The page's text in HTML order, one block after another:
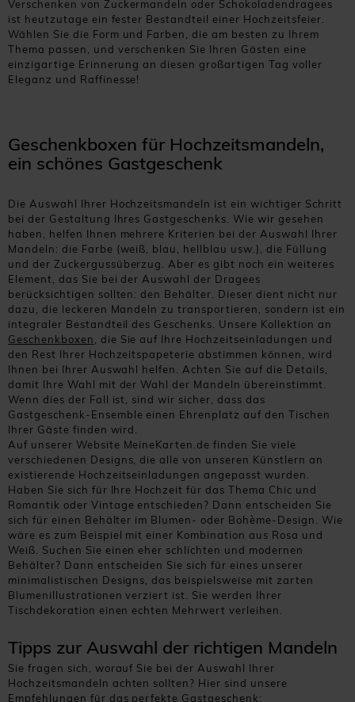
Verschenken von Zuckermandeln oder Schokoladendragees
ist heutzutage ein fester Bestandteil einer Hochzeitsfeier.
Wählen Sie die Form und Farben, die am besten zu Ihrem
Thema passen, und verschenken Sie Ihren Gästen eine
einzigartige Erinnerung an diesen großartigen Tag voller
Eleganz und Raffinesse!
Geschenkboxen für Hochzeitsmandeln,
ein schönes Gastgeschenk
Die Auswahl Ihrer Hochzeitsmandeln ist ein wichtiger Schritt
bei der Gestaltung Ihres Gastgeschenks. Wie wir gesehen
haben, helfen Ihnen mehrere Kriterien bei der Auswahl Ihrer
Mandeln: die Farbe (weiß, blau, hellblau usw.), die Füllung
und der Zuckergussüberzug. Aber es gibt noch ein weiteres
Element, das Sie bei der Auswahl der Dragees
berücksichtigen sollten: den Behälter. Dieser dient nicht nur
dazu, die leckeren Mandeln zu transportieren, sondern ist ein
integraler Bestandteil des Geschenks. Unsere Kollektion an
Geschenkboxen, die Sie auf Ihre Hochzeitseinladungen und
den Rest Ihrer Hochzeitspapeterie abstimmen können, wird
Ihnen bei Ihrer Auswahl helfen. Achten Sie auf die Details,
damit Ihre Wahl mit der Wahl der Mandeln übereinstimmt.
Wenn dies der Fall ist, sind wir sicher, dass das
Gastgeschenk-Ensemble einen Ehrenplatz auf den Tischen
Ihrer Gäste finden wird.
Auf unserer Website MeineKarten.de finden Sie viele
verschiedenen Designs, die alle von unseren Künstlern an
existierende Hochzeitseinladungen angepasst wurden.
Haben Sie sich für Ihre Hochzeit für das Thema Chic und
Romantik oder Vintage entschieden? Dann entscheiden Sie
sich für einen Behälter im Blumen- oder Bohème-Design. Wie
wäre es zum Beispiel mit einer Kombination aus Rosa und
Weiß. Suchen Sie einen eher schlichten und modernen
Behälter? Dann entscheiden Sie sich für eines unserer
minimalistischen Designs, das beispielsweise mit zarten
Blumenillustrationen verziert ist. Sie werden Ihrer
Tischdekoration einen echten Mehrwert verleihen.
Tipps zur Auswahl der richtigen Mandeln
Sie fragen sich, worauf Sie bei der Auswahl Ihrer
Hochzeitsmandeln achten sollten? Hier sind unsere
Empfehlungen für das perfekte Gastgeschenk: